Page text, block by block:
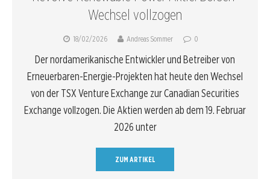
Wechsel vollzogen
18/02/2026 Andreas Sommer 0
Der nordamerikanische Entwickler und Betreiber von
Erneuerbaren-Energie-Projekten hat heute den Wechsel
von der TSX Venture Exchange zur Canadian Securities
Exchange vollzogen. Die Aktien werden ab dem 19. Februar
2026 unter
ZUM ARTIKEL